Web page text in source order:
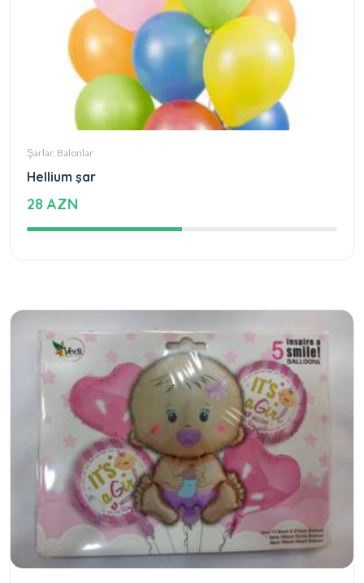
Şarlar, Balonlar
Hellium şar
28 AZN